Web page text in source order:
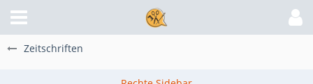
Zeitschriften